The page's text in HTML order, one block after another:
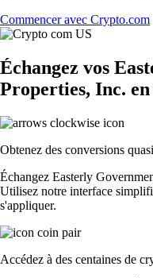
Commencer avec Crypto.com
Échangez vos
Properties, Inc.
Obtenez des conversions
Échangez Easterly
Utilisez notre interface
s'appliquer.
Accédez à des centaines de